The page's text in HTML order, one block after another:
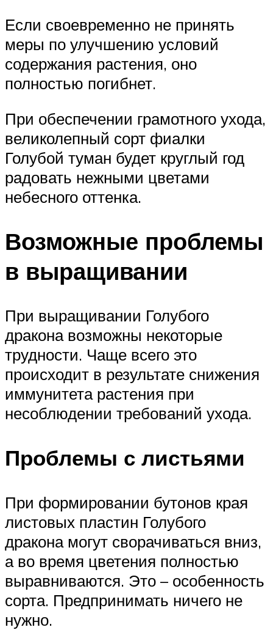
Если своевременно не принять
меры по улучшению условий
содержания растения, оно
полностью погибнет.
При обеспечении грамотного ухода,
великолепный сорт фиалки
Голубой туман будет круглый год
радовать нежными цветами
небесного оттенка.
Возможные проблемы
в выращивании
При выращивании Голубого
дракона возможны некоторые
трудности. Чаще всего это
происходит в результате снижения
иммунитета растения при
несоблюдении требований ухода.
Проблемы с листьями
При формировании бутонов края
листовых пластин Голубого
дракона могут сворачиваться вниз,
а во время цветения полностью
выравниваются. Это – особенность
сорта. Предпринимать ничего не
нужно.